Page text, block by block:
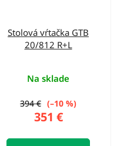
Stolová vŕtačka GTB
20/812 R+L
Na sklade
351 €
394 € (–10 %)